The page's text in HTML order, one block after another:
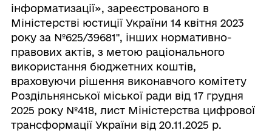
інформатизації», зареєстрованого в
Міністерстві юстиції України 14 квітня 2023
року за №625/39681", інших нормативно-
правових актів, з метою раціонального
використання бюджетних коштів,
враховуючи рішення виконавчого комітету
Роздільнянської міської ради від 17 грудня
2025 року №418, лист Міністерства цифрової
трансформації України від 20.11.2025 р.